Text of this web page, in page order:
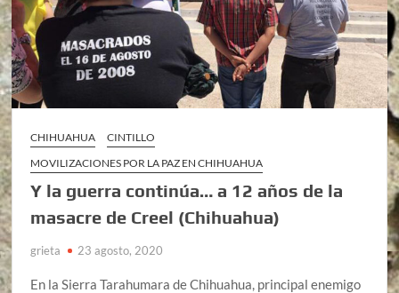
CHIHUAHUA
CINTILLO
MOVILIZACIONES POR LA PAZ EN CHIHUAHUA
Y la guerra continúa… a 12 años de la
masacre de Creel (Chihuahua)
grieta 23 agosto, 2020
En la Sierra Tarahumara de Chihuahua, principal enemigo